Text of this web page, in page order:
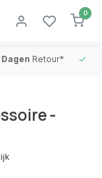
0
Retour*
-